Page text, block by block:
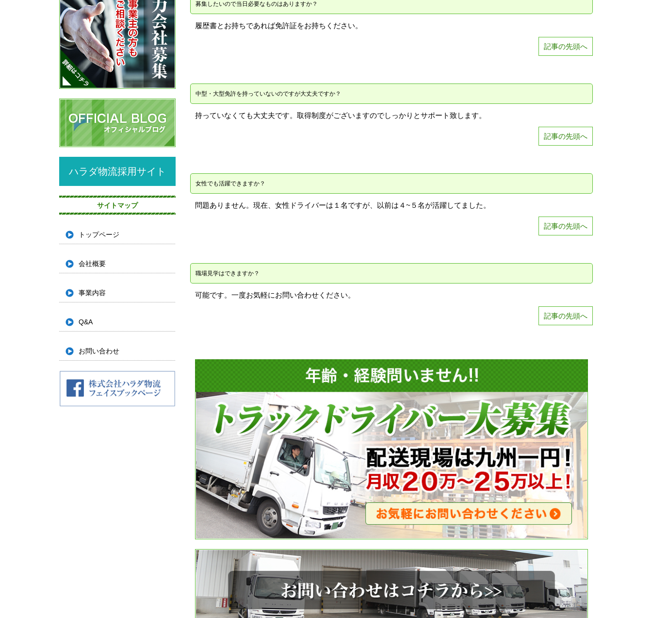
ハラダ物流採用サイト
サイトマップ
トップページ
会社概要
事業内容
Q&A
お問い合わせ
募集したいので当日必要なものはありますか？
履歴書とお持ちであれば免許証をお持ちください。
記事の先頭へ
中型・大型免許を持っていないのですが大丈夫ですか？
持っていなくても大丈夫です。取得制度がございますのでしっかりとサポート致します。
記事の先頭へ
女性でも活躍できますか？
問題ありません。現在、女性ドライバーは１名ですが、以前は４~５名が活躍してました。
記事の先頭へ
職場見学はできますか？
可能です。一度お気軽にお問い合わせください。
記事の先頭へ